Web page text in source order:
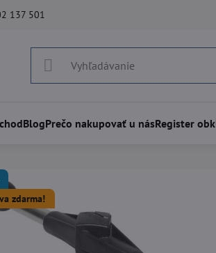
137 501
BlogPrečo nakupovať u násRegister
zdarma!